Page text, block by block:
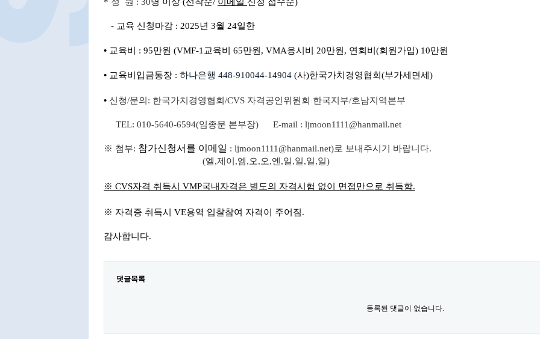
- 교육 신청마감 : 2025년 3월 24일한
• 교육비 : 95만원 (VMF-1 교육비 65만원 , VMA응시비 20만원 , 연회비 (회원가입) 10만원
• 교육비입금통장 : 하나은행 448-910044-14904 (사)한국가치경영협회 (부가세면세 )
• 신청/문의 : 한국가치경영협회 /CVS 자격공인위원회 한국지부/호남지역본부
TEL: 010-5640-6594(임종문 본부장) E-mail : ljmoon1111@hanmail.net
※ 첨부: 참가신청서를 이메일 : ljmoon1111@hanmail.net)로 보내주시기 바랍니다.
(엘,제이 ,엠,오,오,엔 ,일,일,일,일)
※ CVS자격 취득시 VMP국내자격은 별도의 자격시험 없이 면접만으로 취득함.
※ 자격증 취득시 VE용역 입찰참여 자격이 주어짐.
감사합니다.
댓글목록
등록된 댓글이 없습니다.